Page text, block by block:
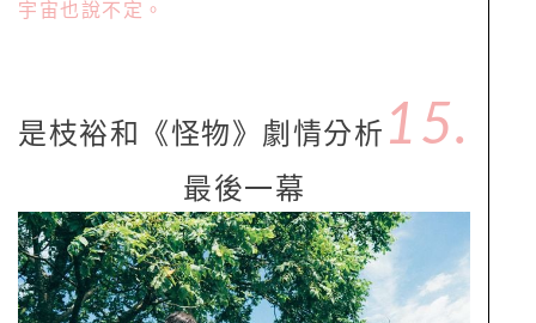
宇宙也說不定。
是枝裕和《怪物》劇情分析 15.
最後一幕